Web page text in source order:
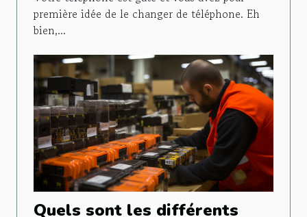
première idée de le changer de téléphone. Eh
bien,...
Quels sont les différents